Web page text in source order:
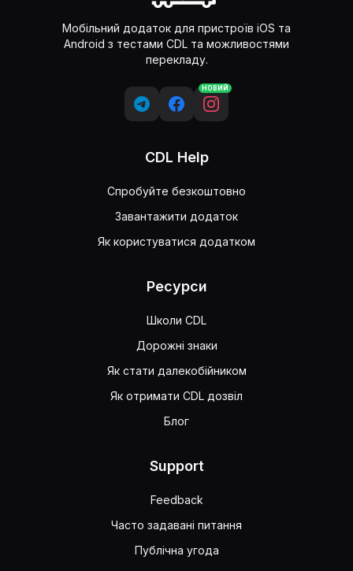
Мобільний додаток для пристроїв iOS та
Android з тестами CDL та можливостями
перекладу.
НОВИЙ
CDL Help
Спробуйте безкоштовно
Завантажити додаток
Як користуватися додатком
Ресурси
Школи CDL
Дорожні знаки
Як стати далекобійником
Як отримати CDL дозвіл
Блог
Support
Feedback
Часто задавані питання
Публічна угода